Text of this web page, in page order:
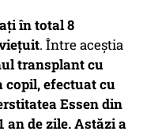
în total 8
. Între aceștia
transplant cu
copil, efectuat cu
Essen din
an de zile. Astăzi a